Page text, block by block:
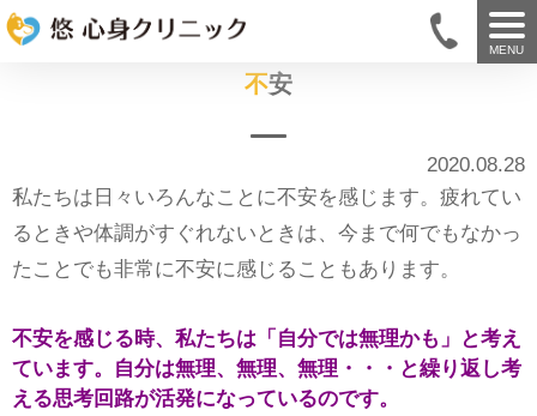
MENU
不安
2020.08.28
私たちは日々いろんなことに不安を感じます。疲れてい
るときや体調がすぐれないときは、今まで何でもなかっ
たことでも非常に不安に感じることもあります。
不安を感じる時、私たちは「自分では無理かも」と考え
ています。
自分は無理、無理、無理・・・と繰り返し考
える思考回路が活発になっているのです。